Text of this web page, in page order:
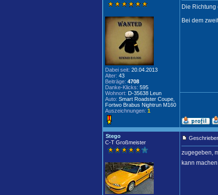
Dabei seit: 20.04.2013
Alter: 43
Beiträge: 4708
Danke-Klicks: 595
Wohnort: D-35638 Leun
Auto: Smart Roadster Coupe,
Fortwo Brabus Nightrun M160
Auszeichnungen: 1
Die
Bei dem
Stego
C-T Großmeister
zugegeben,
kann